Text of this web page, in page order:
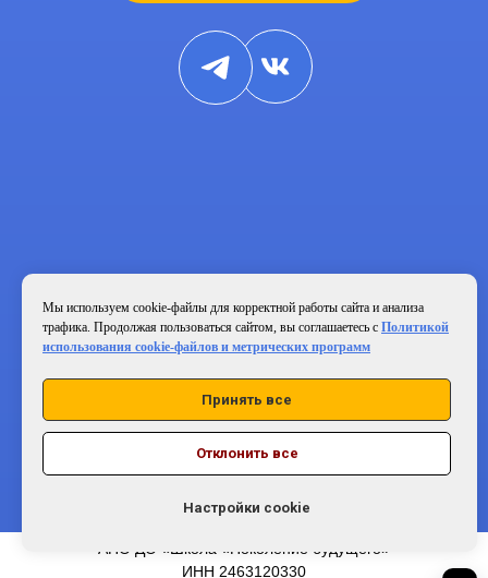
© 2026 Частная школа «Поколение будущего»
АНО ДО «Школа «Поколение будущего»
ИНН 2463120330
Политика конфиденциальности и обработки
Согласие на обработку персональных
данных
Политика использования cookie
Мы используем cookie-файлы для корректной работы сайта и анализа
трафика. Продолжая пользоваться сайтом, вы соглашаетесь с Политикой
использования cookie-файлов и метрических программ
Принять все
Отклонить все
Настройки cookie